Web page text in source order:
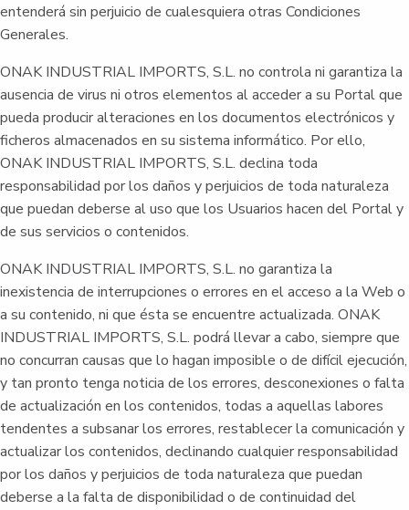
entenderá sin perjuicio de cualesquiera otras Condiciones
Generales.
ONAK INDUSTRIAL IMPORTS, S.L. no controla ni garantiza la
ausencia de virus ni otros elementos al acceder a su Portal que
pueda producir alteraciones en los documentos electrónicos y
ficheros almacenados en su sistema informático. Por ello,
ONAK INDUSTRIAL IMPORTS, S.L. declina toda
responsabilidad por los daños y perjuicios de toda naturaleza
que puedan deberse al uso que los Usuarios hacen del Portal y
de sus servicios o contenidos.
ONAK INDUSTRIAL IMPORTS, S.L. no garantiza la
inexistencia de interrupciones o errores en el acceso a la Web o
a su contenido, ni que ésta se encuentre actualizada. ONAK
INDUSTRIAL IMPORTS, S.L. podrá llevar a cabo, siempre que
no concurran causas que lo hagan imposible o de difícil ejecución,
y tan pronto tenga noticia de los errores, desconexiones o falta
de actualización en los contenidos, todas a aquellas labores
tendentes a subsanar los errores, restablecer la comunicación y
actualizar los contenidos, declinando cualquier responsabilidad
por los daños y perjuicios de toda naturaleza que puedan
deberse a la falta de disponibilidad o de continuidad del